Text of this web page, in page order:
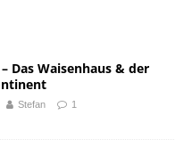
Das Waisenhaus & der
Stefan 1